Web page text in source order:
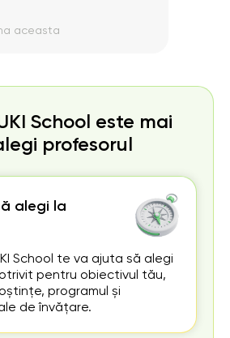
aceasta
School este mai
profesorul
alegi la
School te va ajuta să alegi
pentru obiectivul tău,
programul și
de învățare.